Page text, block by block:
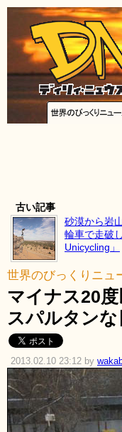
古い記事
砂漠から岩
輪車で走破
Unicycling」
世界のびっくりニュ
マイナス20
スパルタン
2013.02.10 23:12 by